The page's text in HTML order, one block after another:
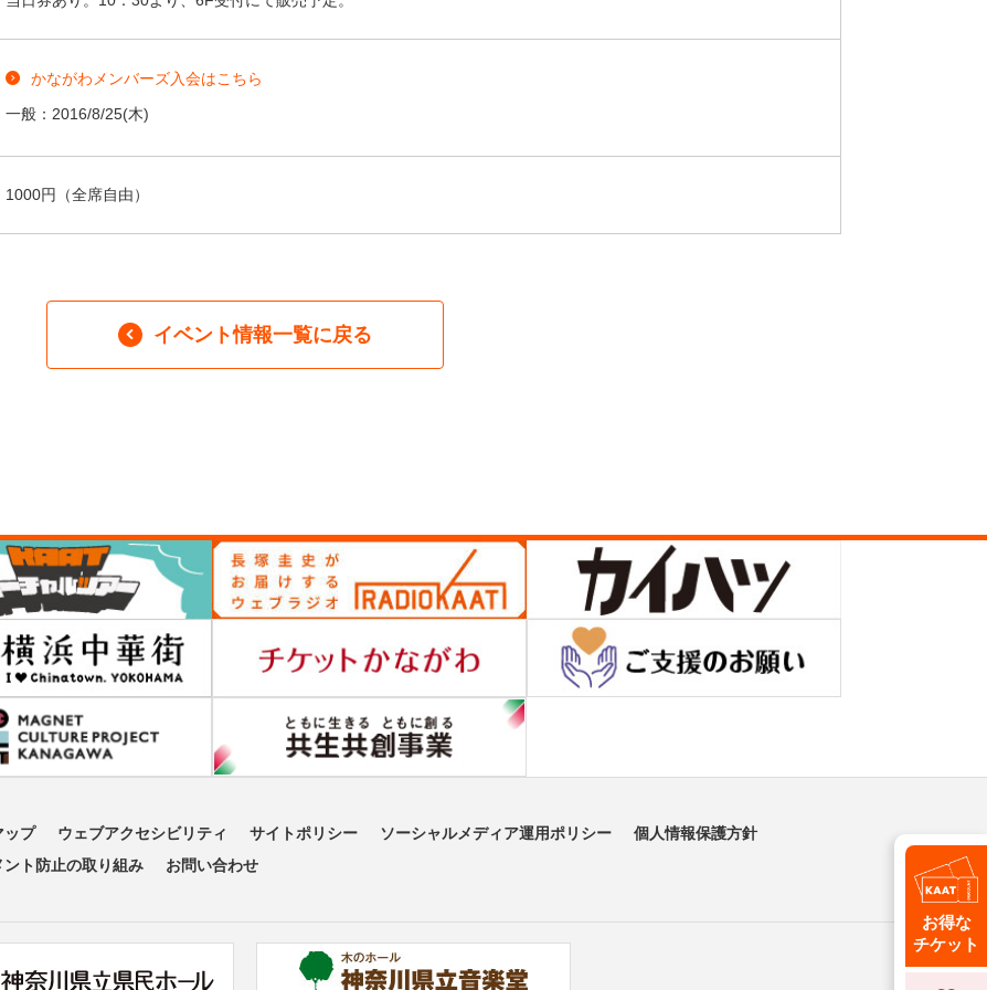
かながわメンバーズ入会はこちら
一般： 2016/8/25(木)
1000円（全席自由）
イベント情報一覧に戻る
お得な
チケット
ップ ウェブアクセシビリティ サイトポリシー ソーシャルメディア運用ポリシー
個人情報保護方針
ント防止の取り組み
お問い合わせ